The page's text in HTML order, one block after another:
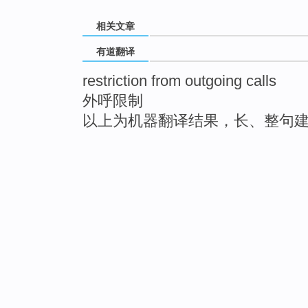
相关文章
有道翻译
restriction from outgoing calls
外呼限制
以上为机器翻译结果，长、整句